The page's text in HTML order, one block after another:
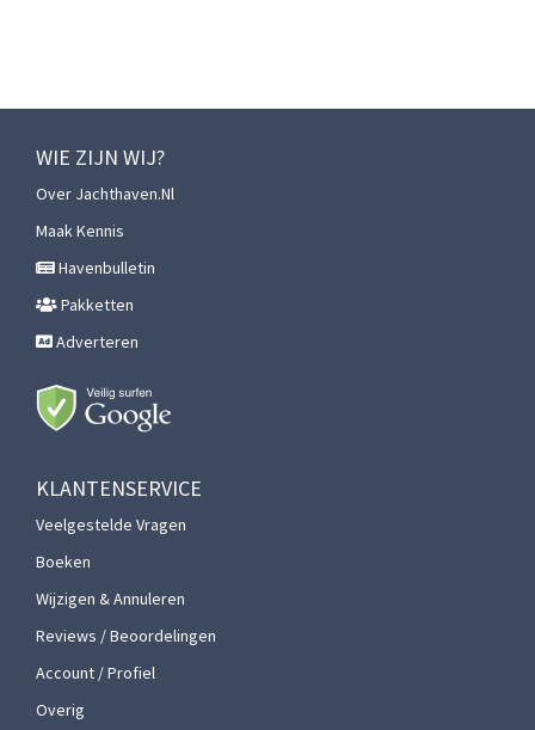
WIE ZIJN WIJ?
Over Jachthaven.nl
Maak Kennis
Havenbulletin
Pakketten
Adverteren
KLANTENSERVICE
Veelgestelde Vragen
Boeken
Wijzigen & Annuleren
Reviews / Beoordelingen
Account / Profiel
Overig